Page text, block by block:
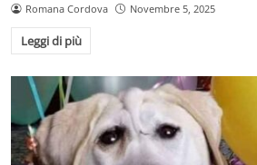
Romana Cordova Novembre 5, 2025
Leggi di più